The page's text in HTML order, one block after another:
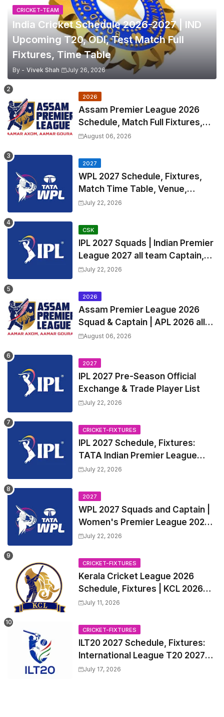
CRICKET-TEAM
India Cricket Schedule 2026-2027 | IND
Upcoming T20, ODI, Test Match Full
Fixtures, Time Table
By - Vivek Shah July 26, 2026
2026
Assam Premier League 2026
Schedule, Match Full Fixtures,
Venues | APL 2026 Match
August 06, 2026
2027
WPL 2027 Schedule, Fixtures,
Match Time Table, Venue,
Squads | Women's Premier
Captain
July 22, 2026
CSK
IPL 2027 Squads | Indian Premier
League 2027 all team Captain,
Exchange & Trade Players List
July 22, 2026
2026
Assam Premier League 2026
Squad & Captain | APL 2026 all
Teams List & Players List
August 06, 2026
2027
IPL 2027 Pre-Season Official
Exchange & Trade Player List
July 22, 2026
CRICKET-FIXTURES
IPL 2027 Schedule, Fixtures:
TATA Indian Premier League
2027 Match Time Table, Venue,
Trade Players List, Captain
July 22, 2026
2027
WPL 2027 Squads and Captain |
Women's Premier League 2027
All team Players List and Coach
July 22, 2026
CRICKET-FIXTURES
Kerala Cricket League 2026
Schedule, Fixtures | KCL 2026
Match Time Table, Venue,
July 11, 2026
CRICKET-FIXTURES
ILT20 2027 Schedule, Fixtures:
International League T20 2027
Match Time Table, Venue
July 17, 2026